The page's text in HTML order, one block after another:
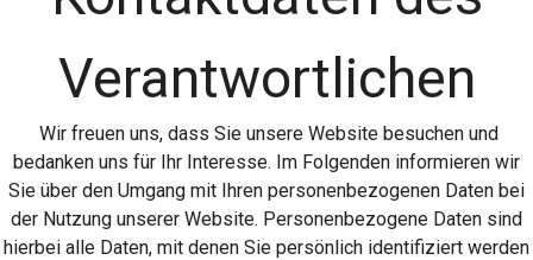
Verantwortlichen
Wir freuen uns, dass Sie unsere Website besuchen und
bedanken uns für Ihr Interesse. Im Folgenden informieren wir
Sie über den Umgang mit Ihren personenbezogenen Daten bei
der Nutzung unserer Website. Personenbezogene Daten sind
hierbei alle Daten, mit denen Sie persönlich identifiziert werden